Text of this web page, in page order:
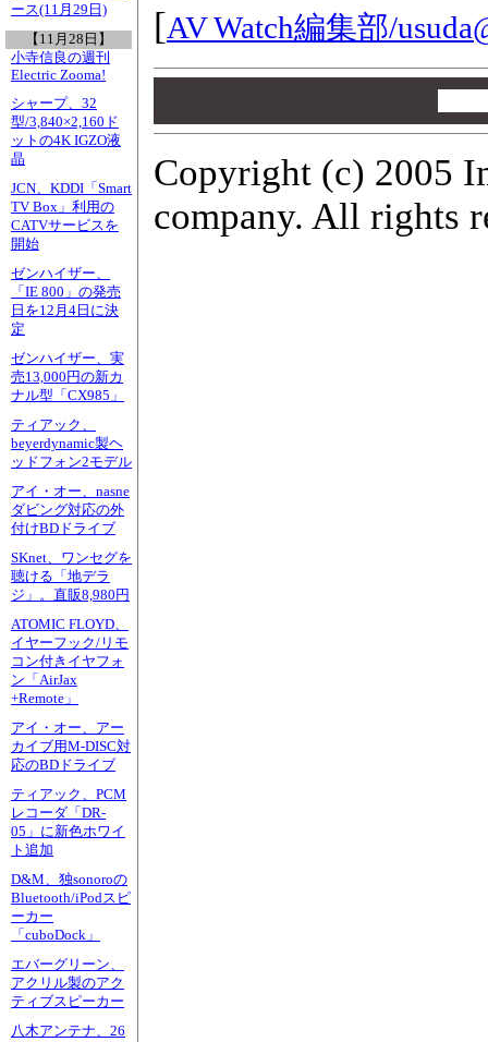
ース(11月29日)
【11月28日】
小寺信良の週刊
Electric Zooma!
シャープ、32
型/3,840×2,160ド
ットの4K IGZO液
晶
JCN、KDDI「Smart
TV Box」利用の
CATVサービスを
開始
ゼンハイザー、
「IE 800」の発売
日を12月4日に決
定
ゼンハイザー、実
売13,000円の新カ
ナル型「CX985」
ティアック、
beyerdynamic製ヘ
ッドフォン2モデル
アイ・オー、nasne
ダビング対応の外
付けBDドライブ
SKnet、ワンセグを
聴ける「地デラ
ジ」。直販8,980円
ATOMIC FLOYD、
イヤーフック/リモ
コン付きイヤフォ
ン「AirJax
+Remote」
アイ・オー、アー
カイブ用M-DISC対
応のBDドライブ
ティアック、PCM
レコーダ「DR-
05」に新色ホワイ
ト追加
D&M、独sonoroの
Bluetooth/iPodスピ
ーカー
「cuboDock」
エバーグリーン、
アクリル製のアク
ティブスピーカー
八木アンテナ、26
[AV Watch編集部/
Copyright (c) 2005
company. All rights